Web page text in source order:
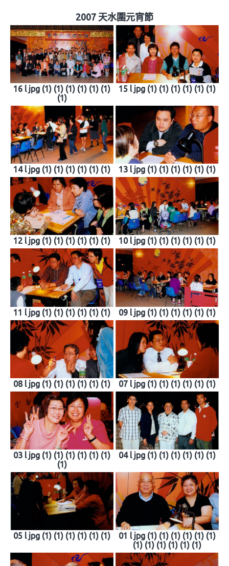
2007 天水圍元宵節
16 l jpg (1) (1) (1) (1) (1) (1)
(1)
15 l jpg (1) (1) (1) (1) (1) (1)
14 l jpg (1) (1) (1) (1) (1) (1) 13 l jpg (1) (1) (1) (1) (1) (1)
12 l jpg (1) (1) (1) (1) (1) (1) 10 l jpg (1) (1) (1) (1) (1) (1)
11 l jpg (1) (1) (1) (1) (1) (1) 09 l jpg (1) (1) (1) (1) (1) (1)
08 l jpg (1) (1) (1) (1) (1) (1) 07 l jpg (1) (1) (1) (1) (1) (1)
03 l jpg (1) (1) (1) (1) (1) (1)
(1)
04 l jpg (1) (1) (1) (1) (1) (1)
05 l jpg (1) (1) (1) (1) (1) (1)
01 l jpg (1) (1) (1) (1) (1) (1)
(1) (1) (1) (1) (1) (1)